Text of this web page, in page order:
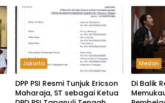
Jakarta
DPP PSI Resmi Tunjuk Ericson
Maharaja, ST sebagai Ketua
Medan
Di Balik